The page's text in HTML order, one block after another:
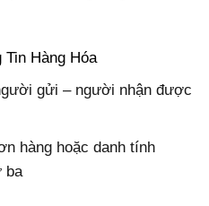
Tin Hàng Hóa
gửi – người nhận được
hàng hoặc danh tính
ba